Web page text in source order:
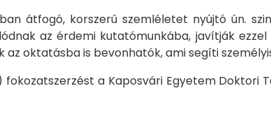
átfogó, korszerű szemléletet nyújtó ún.
az érdemi kutatómunkába, javítják
az oktatásba is bevonhatók, ami segíti
a Kaposvári Egyetem